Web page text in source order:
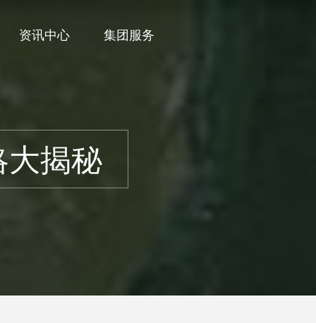
资讯中心 集团服务
揭秘